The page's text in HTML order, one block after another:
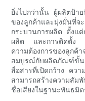
ยิ่งไปกว่านั้น ผู้ผลิตป้า
ของลูกค้าและมุ่งมั่นที่จ
กระบวนการผลิต ตั้งแ
ผลิต และการติดตั้ง ผู้
ความต้องการของลูกค้
สมบูรณ์กับผลิตภัณฑ์ขั้
สื่อสารที่เปิดกว้าง คว
สามารถสร้างความสัม
ชื่อเสียงในฐานะพันธมิ